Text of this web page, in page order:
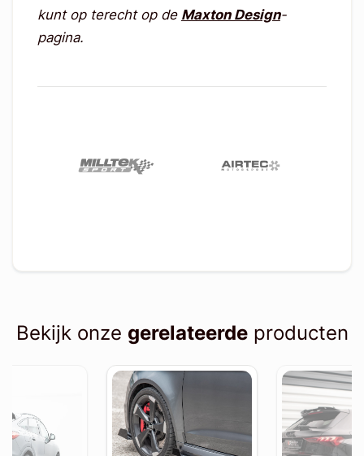
kunt op terecht op de Maxton Design-
pagina.
Bekijk onze gerelateerdeproducten